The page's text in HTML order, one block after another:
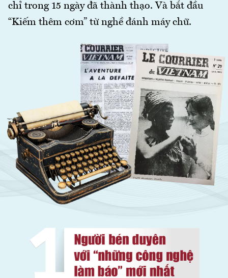
chỉ trong 15 ngày đã thành thạo. Và bắt đầu
“Kiếm thêm cơm” từ nghề đánh máy chữ.